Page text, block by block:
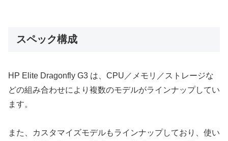
スペック構成
HP Elite Dragonfly G3 は、CPU／メモリ／ストレージな
どの組み合わせにより複数のモデルがラインナップしてい
ます。
また、カスタマイズモデルもラインナップしており、使い